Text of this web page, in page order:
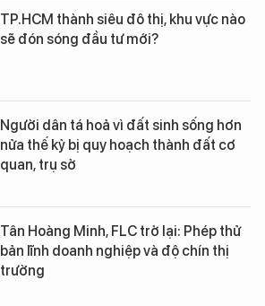
TP.HCM thành siêu đô thị, khu vực nào
sẽ đón sóng đầu tư mới?
Người dân tá hoả vì đất sinh sống hơn
nửa thế kỷ bị quy hoạch thành đất cơ
quan, trụ sở
Tân Hoàng Minh, FLC trở lại: Phép thử
bản lĩnh doanh nghiệp và độ chín thị
trường